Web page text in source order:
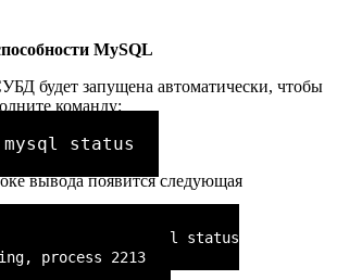
MySQL
будет запущена автоматически, чтобы
команду:
mysql status
вывода появится следующая
sudo service mysql status
process 2213